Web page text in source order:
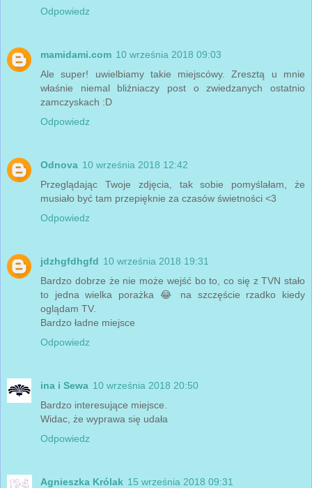
Odpowiedz
mamidami.com 10 września 2018 09:03
Ale super! uwielbiamy takie miejscówy. Zresztą u mnie
właśnie niemal bliźniaczy post o zwiedzanych ostatnio
zamczyskach :D
Odpowiedz
Odnova 10 września 2018 12:42
Przeglądając Twoje zdjęcia, tak sobie pomyślałam, że
musiało być tam przepięknie za czasów świetności <3
Odpowiedz
jdzhgfdhgfd 10 września 2018 19:31
Bardzo dobrze że nie może wejść bo to, co się z TVN stało
to jedna wielka porażka 😂 na szczęście rzadko kiedy
oglądam TV.
Bardzo ładne miejsce
Odpowiedz
ina i Sewa 10 września 2018 20:50
Bardzo interesujące miejsce.
Widac, że wyprawa się udała
Odpowiedz
Agnieszka Królak 15 września 2018 09:31